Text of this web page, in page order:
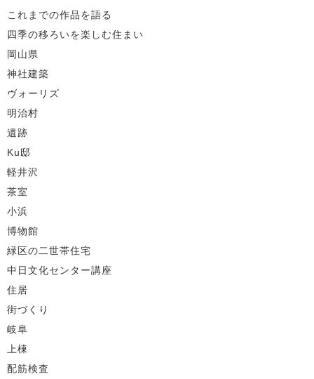
これまでの作品を語る
四季の移ろいを楽しむ住まい
岡山県
神社建築
ヴォーリズ
明治村
遺跡
Ku邸
軽井沢
茶室
小浜
博物館
緑区の二世帯住宅
中日文化センター講座
住居
街づくり
岐阜
上棟
配筋検査